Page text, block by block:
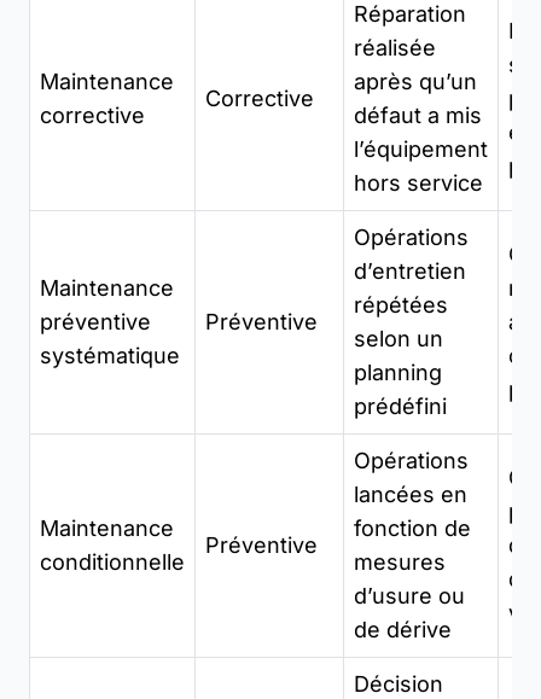
Maintenance
corrective
Corrective
Réparation
réalisée
après qu’un
défaut a mis
l’équipement
hors service
en
Maintenance
préventive
systématique
Préventive
Opérations
d’entretien
répétées
selon un
planning
prédéfini
Maintenance
conditionnelle
Préventive
Opérations
lancées en
fonction de
mesures
d’usure ou
de dérive
Décision